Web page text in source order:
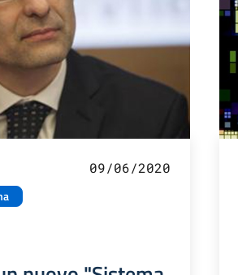
09/06/2020